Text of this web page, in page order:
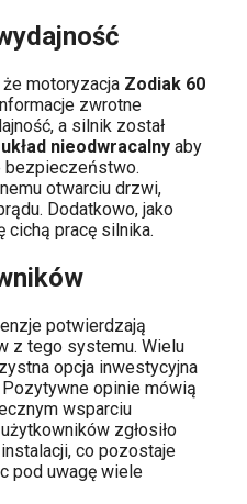
motoryzacja Zodiak 60
zwrotne
a silnik został
układ nieodwracalny aby
bezpieczeństwo.
otwarciu drzwi,
Dodatkowo, jako
cichą pracę silnika.
potwierdzają
z tego systemu. Wielu
opcja inwestycyjna
opinie mówią
wsparciu
zgłosiło
co pozostaje
pod uwagę wiele